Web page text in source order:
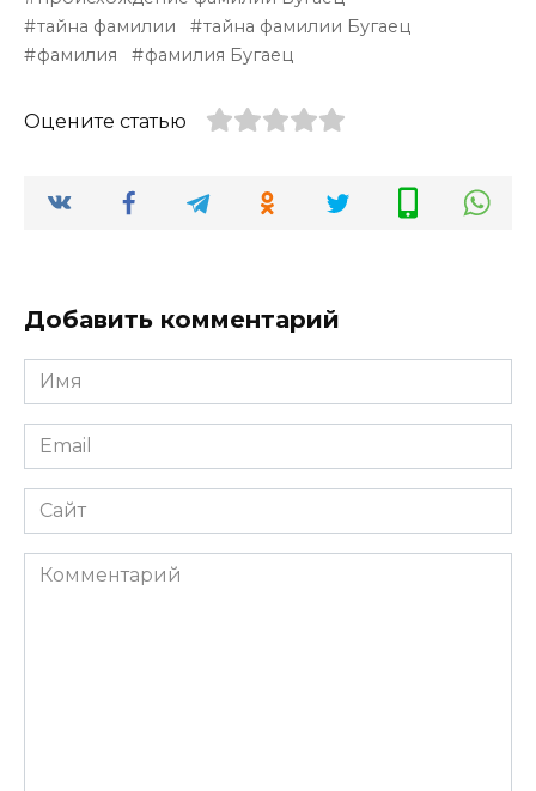
тайна фамилии
тайна фамилии Бугаец
фамилия
фамилия Бугаец
Оцените статью
Добавить комментарий
Имя
*
Email
*
Сайт
Комментарий